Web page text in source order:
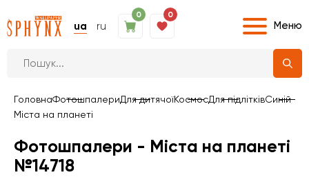
ua ru
0 0
Меню
ГоловнаФотошпалериДля дитячоїКосмосДля підлітківСиній
Міста на планеті
Фотошпалери - Міста на планеті
№14718